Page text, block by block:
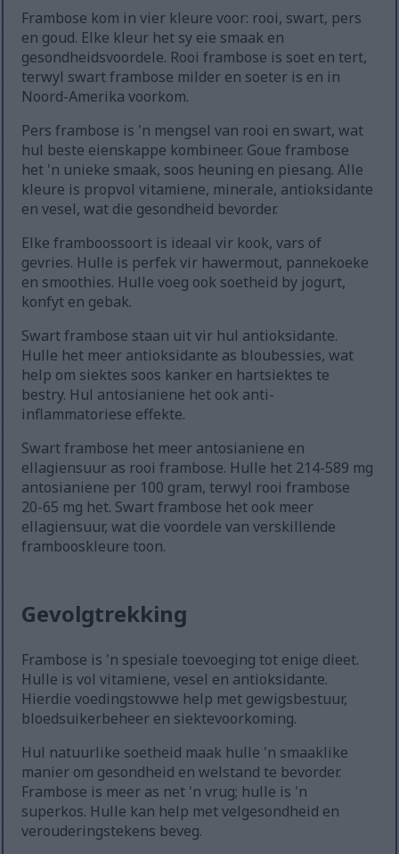
Frambose kom in vier kleure voor: rooi, swart, pers
en goud. Elke kleur het sy eie smaak en
gesondheidsvoordele. Rooi frambose is soet en tert,
terwyl swart frambose milder en soeter is en in
Noord-Amerika voorkom.
Pers frambose is 'n mengsel van rooi en swart, wat
hul beste eienskappe kombineer. Goue frambose
het 'n unieke smaak, soos heuning en piesang. Alle
kleure is propvol vitamiene, minerale, antioksidante
en vesel, wat die gesondheid bevorder.
Elke framboossoort is ideaal vir kook, vars of
gevries. Hulle is perfek vir hawermout, pannekoeke
en smoothies. Hulle voeg ook soetheid by jogurt,
konfyt en gebak.
Swart frambose staan uit vir hul antioksidante.
Hulle het meer antioksidante as bloubessies, wat
help om siektes soos kanker en hartsiektes te
bestry. Hul antosianiene het ook anti-
inflammatoriese effekte.
Swart frambose het meer antosianiene en
ellagiensuur as rooi frambose. Hulle het 214-589 mg
antosianiene per 100 gram, terwyl rooi frambose
20-65 mg het. Swart frambose het ook meer
ellagiensuur, wat die voordele van verskillende
frambooskleure toon.
Gevolgtrekking
Frambose is 'n spesiale toevoeging tot enige dieet.
Hulle is vol vitamiene, vesel en antioksidante.
Hierdie voedingstowwe help met gewigsbestuur,
bloedsuikerbeheer en siektevoorkoming.
Hul natuurlike soetheid maak hulle 'n smaaklike
manier om gesondheid en welstand te bevorder.
Frambose is meer as net 'n vrug; hulle is 'n
superkos. Hulle kan help met velgesondheid en
verouderingstekens beveg.